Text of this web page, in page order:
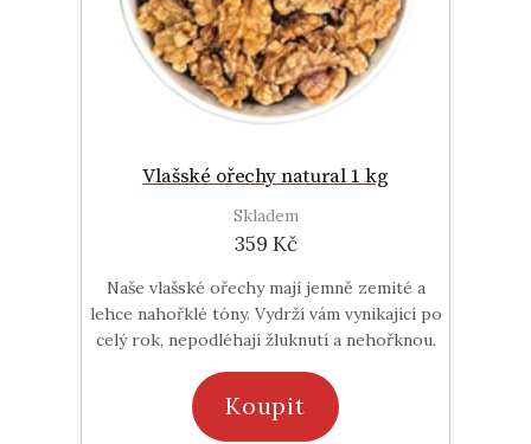
Vlašské ořechy natural 1 kg
Skladem
359 Kč
Naše vlašské ořechy mají jemně zemité a
lehce nahořklé tóny. Vydrží vám vynikající po
celý rok, nepodléhají žluknutí a nehořknou.
Koupit